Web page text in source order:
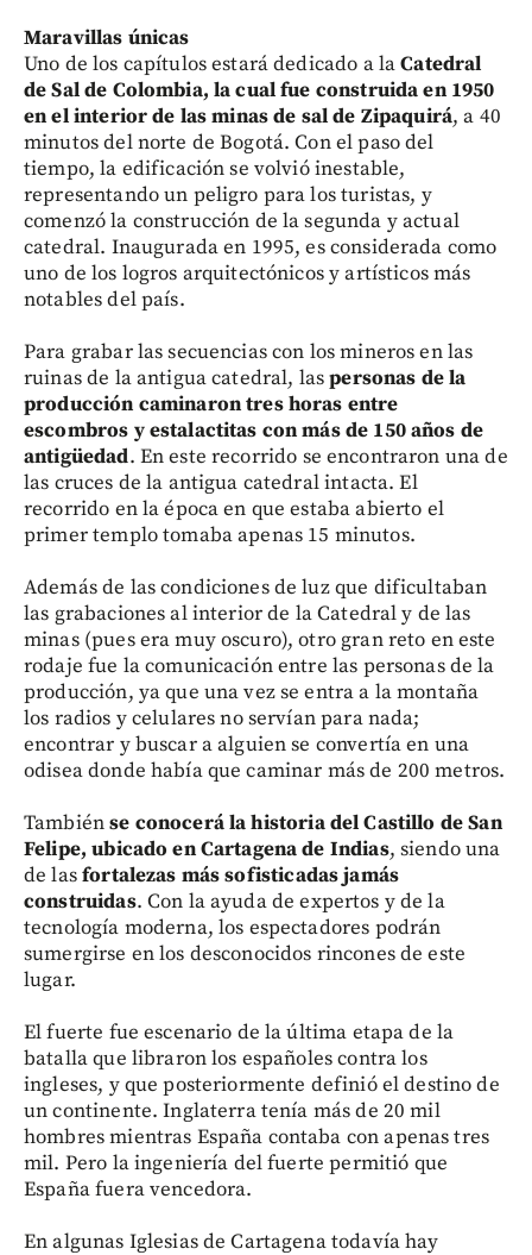
Maravillas únicas
Uno de los capítulos estará dedicado a laCatedral
de Sal de Colombia, la cual fue construida en 1950
en el interior de las minas de sal de Zipaquirá, a 40
minutos del norte de Bogotá. Con el paso del
tiempo, la edificación se volvió inestable,
representando un peligro para los turistas, y
comenzó la construcción de la segunda y actual
catedral. Inaugurada en 1995, es considerada como
uno de los logros arquitectónicos y artísticos más
notables del país.
Para grabar las secuencias con los mineros en las
ruinas de la antigua catedral, laspersonas de la
producción caminaron tres horas entre
escombros y estalactitas con más de 150 años de
antigüedad. En este recorrido se encontraron una de
las cruces de la antigua catedral intacta. El
recorrido en la época en que estaba abierto el
primer templo tomaba apenas 15 minutos.
Además de las condiciones de luz que dificultaban
las grabaciones al interior de la Catedral y de las
minas (pues era muy oscuro), otro gran reto en este
rodaje fue la comunicación entre las personas de la
producción, ya que una vez se entra a la montaña
los radios y celulares no servían para nada;
encontrar y buscar a alguien se convertía en una
odisea donde había que caminar más de 200 metros.
Tambiénse conocerá la historia del Castillo de San
Felipe, ubicado en Cartagena de Indias, siendo una
de lasfortalezas más sofisticadas jamás
construidas. Con la ayuda de expertos y de la
tecnología moderna, los espectadores podrán
sumergirse en los desconocidos rincones de este
lugar.
El fuerte fue escenario de la última etapa de la
batalla que libraron los españoles contra los
ingleses, y que posteriormente definió el destino de
un continente. Inglaterra tenía más de 20 mil
hombres mientras España contaba con apenas tres
mil. Pero la ingeniería del fuerte permitió que
España fuera vencedora.
En algunas Iglesias de Cartagena todavía hay